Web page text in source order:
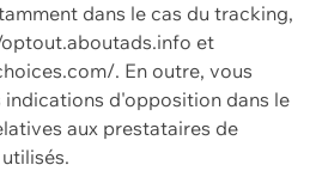
dans le cas du tracking,
et
. En outre, vous
d'opposition dans le
aux prestataires de